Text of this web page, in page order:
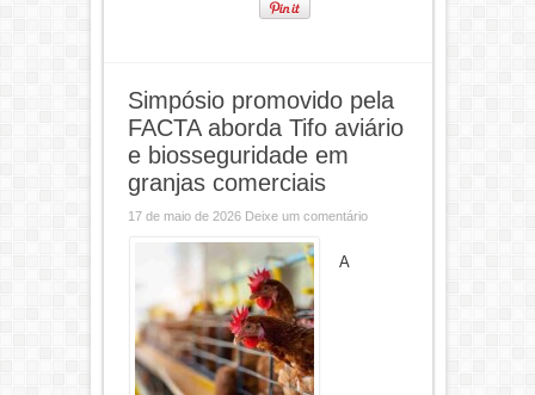
Simpósio promovido pela
FACTA aborda Tifo aviário
e biosseguridade em
granjas comerciais
17 de maio de 2026 Deixe um comentário
A